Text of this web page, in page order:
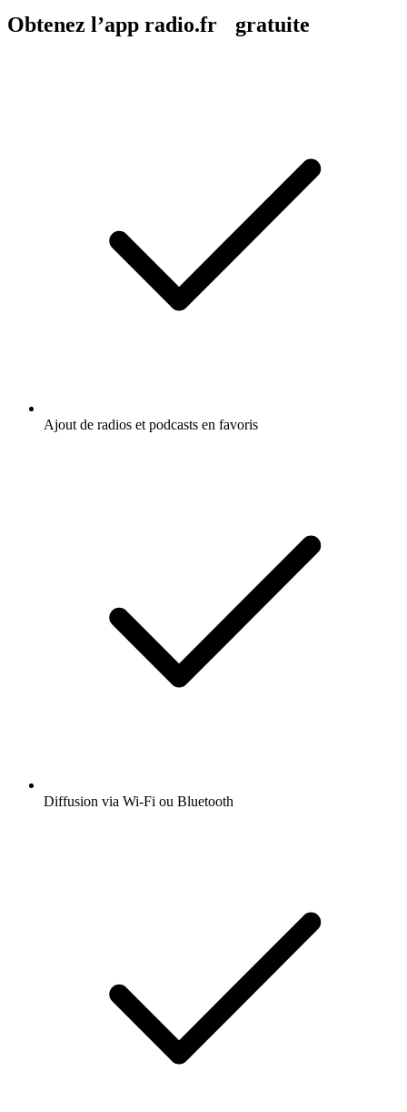
Obtenez l’app radio.fr gratuite
Ajout de radios et podcasts en favoris
Diffusion via Wi-Fi ou Bluetooth